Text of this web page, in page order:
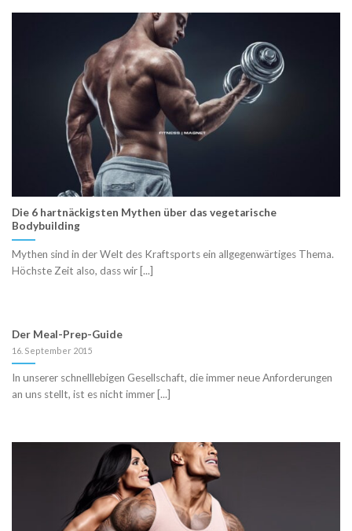
Die 6 hartnäckigsten Mythen über das vegetarische
Bodybuilding
Mythen sind in der Welt des Kraftsports ein allgegenwärtiges Thema.
Höchste Zeit also, dass wir [...]
Der Meal-Prep-Guide
16. September 2015
In unserer schnelllebigen Gesellschaft, die immer neue Anforderungen
an uns stellt, ist es nicht immer [...]